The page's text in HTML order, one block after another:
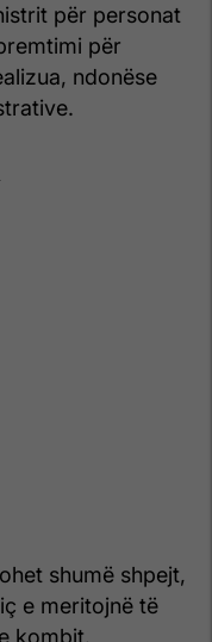
për personat
për
ndonëse
shumë shpejt,
e meritojnë të
kombit.